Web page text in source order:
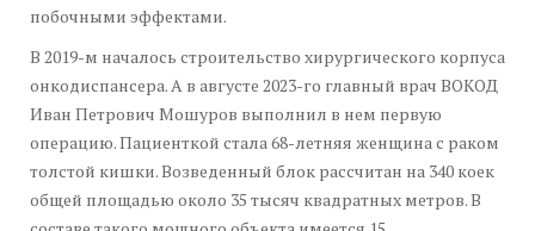
побочными эффектами.
В 2019-м началось строительство хирургического корпуса
онкодиспансера. А в августе 2023-го главный врач ВОКОД
Иван Петрович Мошуров выполнил в нем первую
операцию. Пациенткой стала 68-летняя женщина с раком
толстой кишки. Возведенный блок рассчитан на 340 коек
общей площадью около 35 тысяч квадратных метров. В